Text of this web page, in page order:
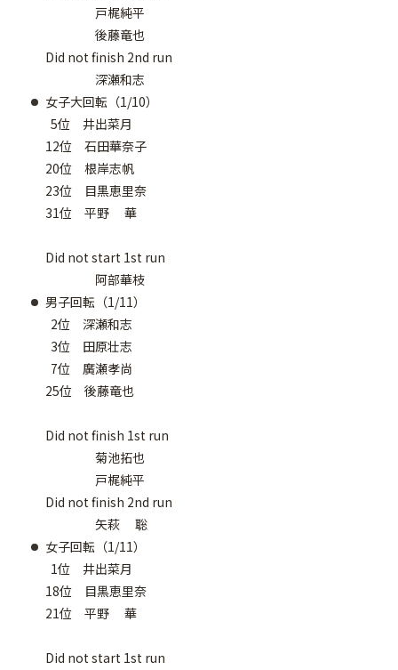
戸梶純平
後藤竜也
Did not finish 2nd run
深瀬和志
女子大回転（1/10）
5位 井出菜月
12位 石田華奈子
20位 根岸志帆
23位 目黒恵里奈
31位 平野 華
Did not start 1st run
阿部華枝
男子回転（1/11）
2位 深瀬和志
3位 田原壮志
7位 廣瀬孝尚
25位 後藤竜也
Did not finish 1st run
菊池拓也
戸梶純平
Did not finish 2nd run
矢萩 聡
女子回転（1/11）
1位 井出菜月
18位 目黒恵里奈
21位 平野 華
Did not start 1st run